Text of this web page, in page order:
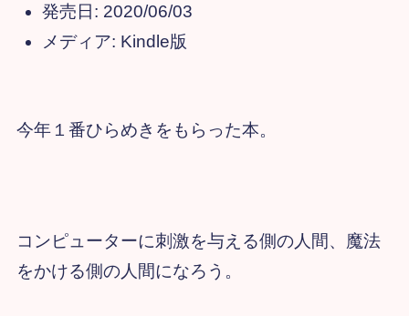
発売日: 2020/06/03
メディア: Kindle版
今年１番ひらめきをもらった本。
コンピューターに刺激を与える側の人間、魔法
をかける側の人間になろう。